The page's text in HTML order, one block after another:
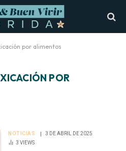
por alimentos
POR
NOTICIAS
3 DE ABRIL DE 2025
3VIEWS